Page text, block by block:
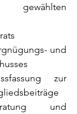
gewählten
und
zur
und